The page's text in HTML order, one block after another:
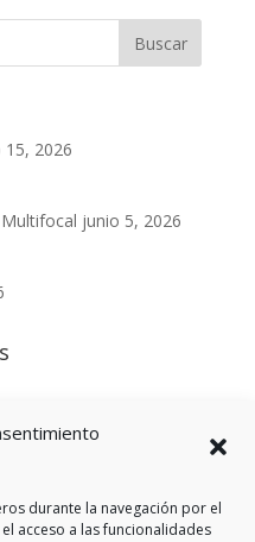
durante la navegación por el
acceso a las funcionalidades
15, 2026
junio 5, 2026